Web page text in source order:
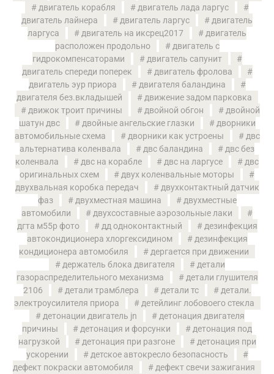
двигатель корабля
двигатель лада ларгус
двигатель лайнера
двигатель ларгус
двигатель
ларгуса
двигатель на иксрец2017
двигатель
расположен продольно
двигатель с
гидрокомпенсаторами
двигатель сапунит
двигатель спереди поперек
двигатель фролова
двигатель эур приора
двигателя баландина
двигателя без.вкладышей
движение задом парковка
движок троит причины
двойной обгон
двойной
шатун двс
двойные ангельские глазки
дворники
автомобильные схема
дворники как устроены
двс
альтернатива коленвала
двс баландина
двс без
коленвала
двс на корабле двс на ларгусе
двс
оригинальных схем
двух коленвальные моторы
двухвальная коробка передач
двухконтактный датчик
фаз
двухместная машина
двухместные
автомобили
двухсоставные аэрозольные лаки
дгта м55р фото
дд одноконтактный
дезинфекция
автокондиционера хлоргексидином
дезинфекция
кондиционера автомобиля
дергается при движении
держатель блока двигателя
детали
газораспределительного механизма
детали глушителя
2106
детали трамблера детали тс
детали.
электроусилителя приора
детейлинг лобовоего стекла
детонации двигатель jn
детонация двигателя
причины
детонация и форсунки
детонация под
нагрузкой
детонация при разгоне
детонация при
ускорении
детское автокресло безопасность
дефект покраски автомобиля
дефект свечи зажигания